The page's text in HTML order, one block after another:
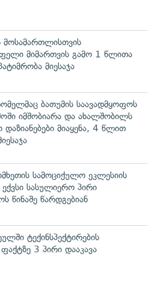
მოსამართლისთვის
მიმართვის გამო 1 წლითა
მიესაჯა
ბათუმის საავადმყოფოს
იმშობიარა და ახალშობილს
მიაყენა, 4 წლით
სამოციქულო ეკლესიის
სასულიერო პირი
წინაშე წარდგებიან
ტექინსპექტირების
3 პირი დააკავა